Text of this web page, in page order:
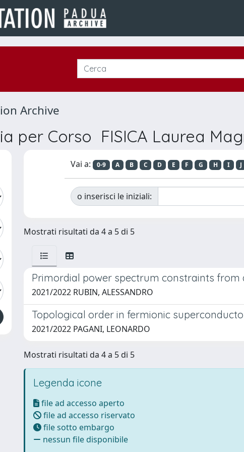
Archive
per Corso FISICA Laurea
Vai a: 0-9 A B C D E F G H I J
o inserisci le iniziali:
Mostrati risultati da 4 a 5 di 5
Primordial power spectrum constraints
2021/2022 RUBIN, ALESSANDRO
Topological order in fermionic
2021/2022 PAGANI, LEONARDO
Mostrati risultati da 4 a 5 di 5
Legenda icone
file ad accesso aperto
file ad accesso riservato
file sotto embargo
nessun file disponibile